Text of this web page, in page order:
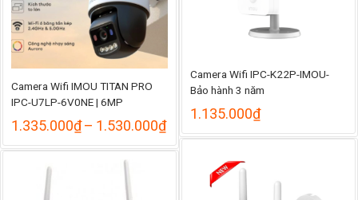
Camera Wifi IPC-K22P-IMOU-
Bảo hành 3 năm
1.135.000₫
Camera Wifi IMOU TITAN PRO
IPC-U7LP-6V0NE | 6MP
1.335.000₫– 1.530.000₫Khoảng
giá:
từ
1.335.000₫